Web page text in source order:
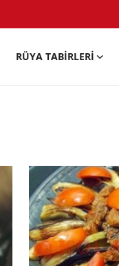
RÜYA TABIRLERI